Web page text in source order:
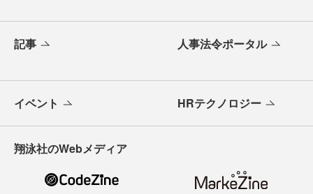
記事 人事法令ポータル
イベント HRテクノロジー
翔泳社のWebメディア